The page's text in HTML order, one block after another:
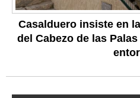
Casalduero insiste en
del Cabezo de las